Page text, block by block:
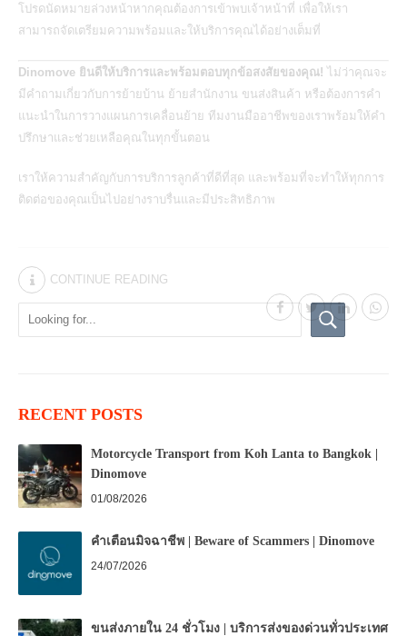
โปรดนัดหมายล่วงหน้าหากคุณต้องการเข้าพบเจ้าหน้าที่ เพื่อให้เรา
สามารถจัดเตรียมความพร้อมและให้บริการคุณได้อย่างเต็มที่
Dinomove ยินดีให้บริการและพร้อมตอบทุกข้อสงสัยของคุณ! ไม่ว่าคุณจะ
มีคำถามเกี่ยวกับการย้ายบ้าน ย้ายสำนักงาน ขนส่งสินค้า หรือต้องการคำ
แนะนำในการวางแผนการเคลื่อนย้าย ทีมงานมืออาชีพของเราพร้อมให้คำ
ปรึกษาและช่วยเหลือคุณในทุกขั้นตอน
เราให้ความสำคัญกับการบริการลูกค้าที่ดีที่สุด และพร้อมที่จะทำให้ทุกการ
ติดต่อของคุณเป็นไปอย่างราบรื่นและมีประสิทธิภาพ
CONTINUE READING
RECENT POSTS
Motorcycle Transport from Koh Lanta to Bangkok |
Dinomove
01/08/2026
คำเตือนมิจฉาชีพ | Beware of Scammers | Dinomove
24/07/2026
ขนส่งภายใน 24 ชั่วโมง | บริการส่งของด่วนทั่วประเทศ